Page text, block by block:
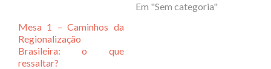
Em "Sem categoria"
Mesa 1 – Caminhos da
Regionalização
Brasileira: o que
ressaltar?